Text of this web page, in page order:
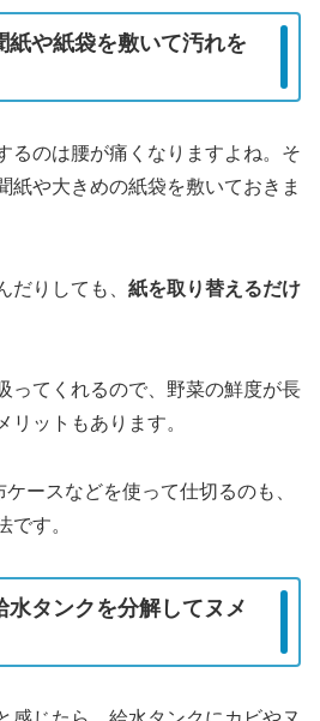
紙や紙袋を敷いて汚れを
るのは腰が痛くなりますよね。そ
紙や大きめの紙袋を敷いておきま
だりしても、 紙を取り替えるだけ
ってくれるので、野菜の鮮度が長
リットもあります。
ースなどを使って仕切るのも、
です。
水タンクを分解してヌメ